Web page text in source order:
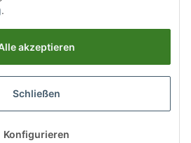
.
akzeptieren
Schließen
Konfigurieren